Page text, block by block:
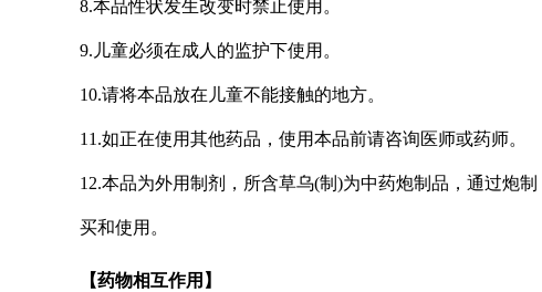
8.本品性状发生改变时禁止使用。
9.儿童必须在成人的监护下使用。
10.请将本品放在儿童不能接触的地方。
11.如正在使用其他药品，使用本品前请咨询医师或药师。
12.本品为外用制剂，所含草乌(制)为中药炮制品，通过炮
买和使用。
【药物相互作用】